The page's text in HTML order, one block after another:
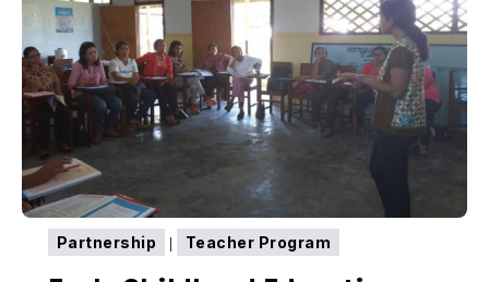
MOLUKKEN
Partnership Teacher Program